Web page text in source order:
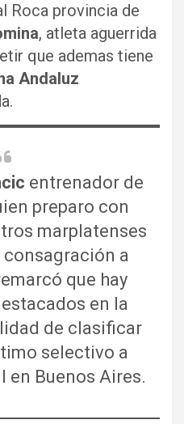
Roca provincia de
, atleta aguerrida
que ademas tiene
Andaluz
entrenador de
preparo con
marplatenses
a
que hay
en la
de clasificar
selectivo a
en Buenos Aires.